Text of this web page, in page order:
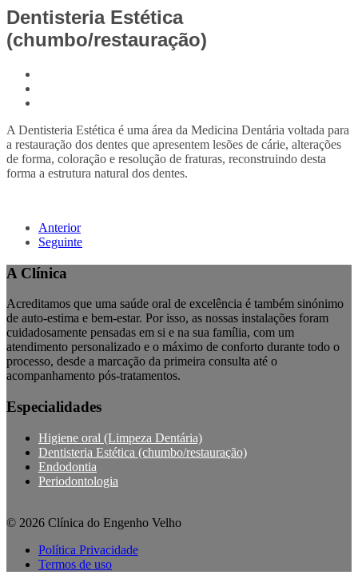
Dentisteria Estética
(chumbo/restauração)
A Dentisteria Estética é uma área da Medicina Dentária voltada para
a restauração dos dentes que apresentem lesões de cárie, alterações
de forma, coloração e resolução de fraturas, reconstruindo desta
forma a estrutura natural dos dentes.
Anterior
Seguinte
A Clínica
Acreditamos que uma saúde oral de excelência é também sinónimo
de auto-estima e bem-estar. Por isso, as nossas instalações foram
cuidadosamente pensadas em si e na sua família, com um
atendimento personalizado e o máximo de conforto durante todo o
processo, desde a marcação da primeira consulta até o
acompanhamento pós-tratamentos.
Especialidades
Higiene oral (Limpeza Dentária)
Dentisteria Estética (chumbo/restauração)
Endodontia
Periodontologia
© 2026 Clínica do Engenho Velho
Política Privacidade
Termos de uso